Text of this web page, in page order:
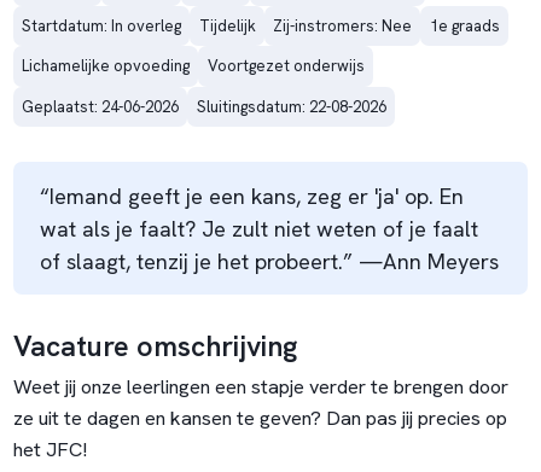
Startdatum: In overleg
Tijdelijk Zij-instromers: Nee
1e graads
Lichamelijke opvoeding
Voortgezet onderwijs
Geplaatst: 24-06-2026
Sluitingsdatum: 22-08-2026
“Iemand geeft je een kans, zeg er 'ja' op. En
wat als je faalt? Je zult niet weten of je faalt
of slaagt, tenzij je het probeert.” —Ann Meyers
Vacature omschrijving
Weet jij onze leerlingen een stapje verder te brengen door
ze uit te dagen en kansen te geven? Dan pas jij precies op
het JFC!